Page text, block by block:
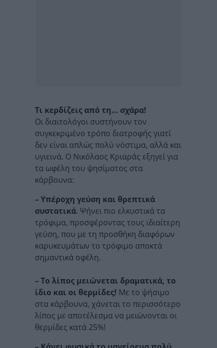
Τι κερδίζεις από τη… σχάρα!
Οι διαιτολόγοι συστήνουν τον
συγκεκριμένο τρόπο διατροφής γιατί
δεν είναι απλώς πολύ νόστιμα, αλλά και
υγιεινά. Ο Νικόλαος Κριαράς εξηγεί για
τα ωφέλη του ψησίματος στα
κάρβουνα:
– Υπέροχη γεύση και θρεπτικά
συστατικά. Ψήνει πιο ελκυστικά τα
τρόφιμα, προσφέροντας τους ιδιαίτερη
γεύση, που με τη προσθήκη διαφόρων
καρυκευμάτων το τρόφιμο αποκτά
σημαντικά οφέλη.
– Το λίπος μειώνεται δραματικά, το
ίδιο και οι θερμίδες! Με το ψήσιμο
στα κάρβουνα, χάνεται το περισσότερο
λίπος µε αποτέλεσµα να µειώνονται οι
θερµίδες κατά 25%!